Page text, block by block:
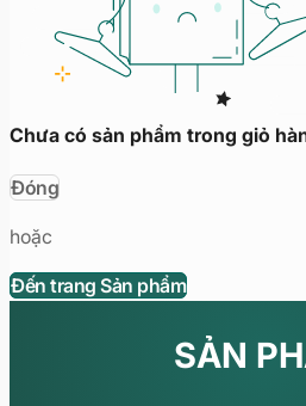
Chưa có sản phẩm trong giỏ
Đóng
hoặc
Đến trang Sản phẩm
SẢN